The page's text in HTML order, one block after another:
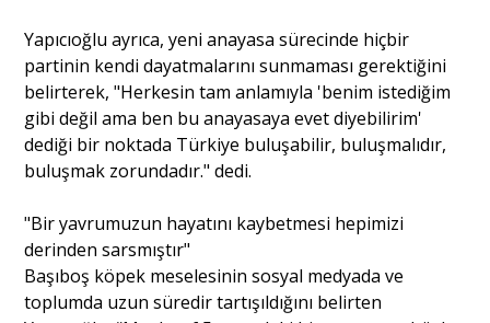
Yapıcıoğlu ayrıca, yeni anayasa sürecinde hiçbir
partinin kendi dayatmalarını sunmaması gerektiğini
belirterek, "Herkesin tam anlamıyla 'benim istediğim
gibi değil ama ben bu anayasaya evet diyebilirim'
dediği bir noktada Türkiye buluşabilir, buluşmalıdır,
buluşmak zorundadır." dedi.
"Bir yavrumuzun hayatını kaybetmesi hepimizi
derinden sarsmıştır"
Başıboş köpek meselesinin sosyal medyada ve
toplumda uzun süredir tartışıldığını belirten